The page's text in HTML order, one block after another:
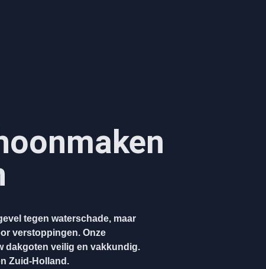
tegen waterschade, maar
verstoppingen. Onze
dakgoten veilig en vakkundig.
Zuid-Holland.